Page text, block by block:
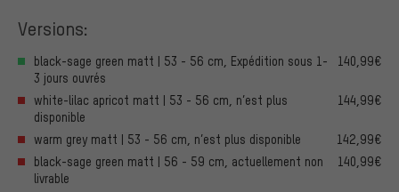
Versions:
black-sage green matt | 53 - 56 cm, Expédition sous 1-
3 jours ouvrés
140,99€
white-lilac apricot matt | 53 - 56 cm, n’est plus
disponible
144,99€
warm grey matt | 53 - 56 cm, n’est plus disponible
142,99€
black-sage green matt | 56 - 59 cm, actuellement non
livrable
140,99€